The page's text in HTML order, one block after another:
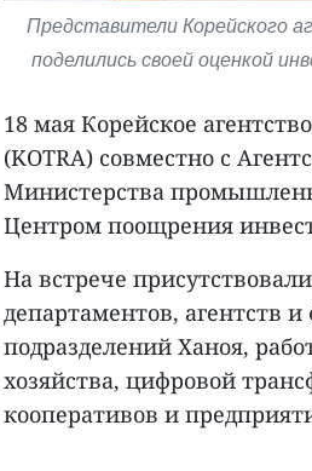
Представители Корейского
поделились своей оценкой
18 мая Корейское
(KOTRA) совместно с
Министерства
Центром поощрения
На встрече
департаментов, агентств
подразделений Ханоя,
хозяйства, цифровой
кооперативов и